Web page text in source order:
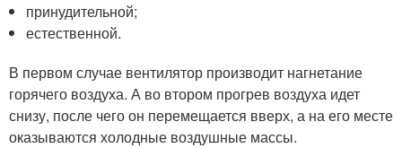
принудительной;
естественной.
В первом случае вентилятор производит нагнетание
горячего воздуха. А во втором прогрев воздуха идет
снизу, после чего он перемещается вверх, а на его месте
оказываются холодные воздушные массы.